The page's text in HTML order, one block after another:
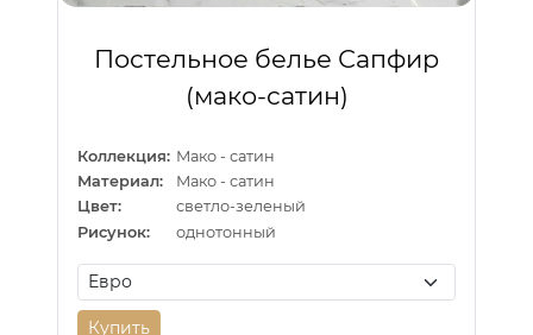
Постельное белье Сапфир
(мако-сатин)
Коллекция: Мако - сатин
Материал:
Мако - сатин
Цвет:
светло-зеленый
Рисунок:
однотонный
Купить